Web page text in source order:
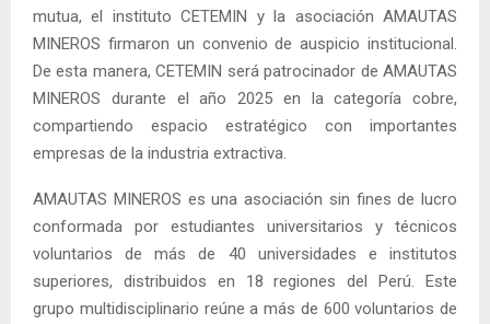
mutua, el instituto CETEMIN y la asociación AMAUTAS
MINEROS firmaron un convenio de auspicio institucional.
De esta manera, CETEMIN será patrocinador de AMAUTAS
MINEROS durante el año 2025 en la categoría cobre,
compartiendo espacio estratégico con importantes
empresas de la industria extractiva.
AMAUTAS MINEROS es una asociación sin fines de lucro
conformada por estudiantes universitarios y técnicos
voluntarios de más de 40 universidades e institutos
superiores, distribuidos en 18 regiones del Perú. Este
grupo multidisciplinario reúne a más de 600 voluntarios de